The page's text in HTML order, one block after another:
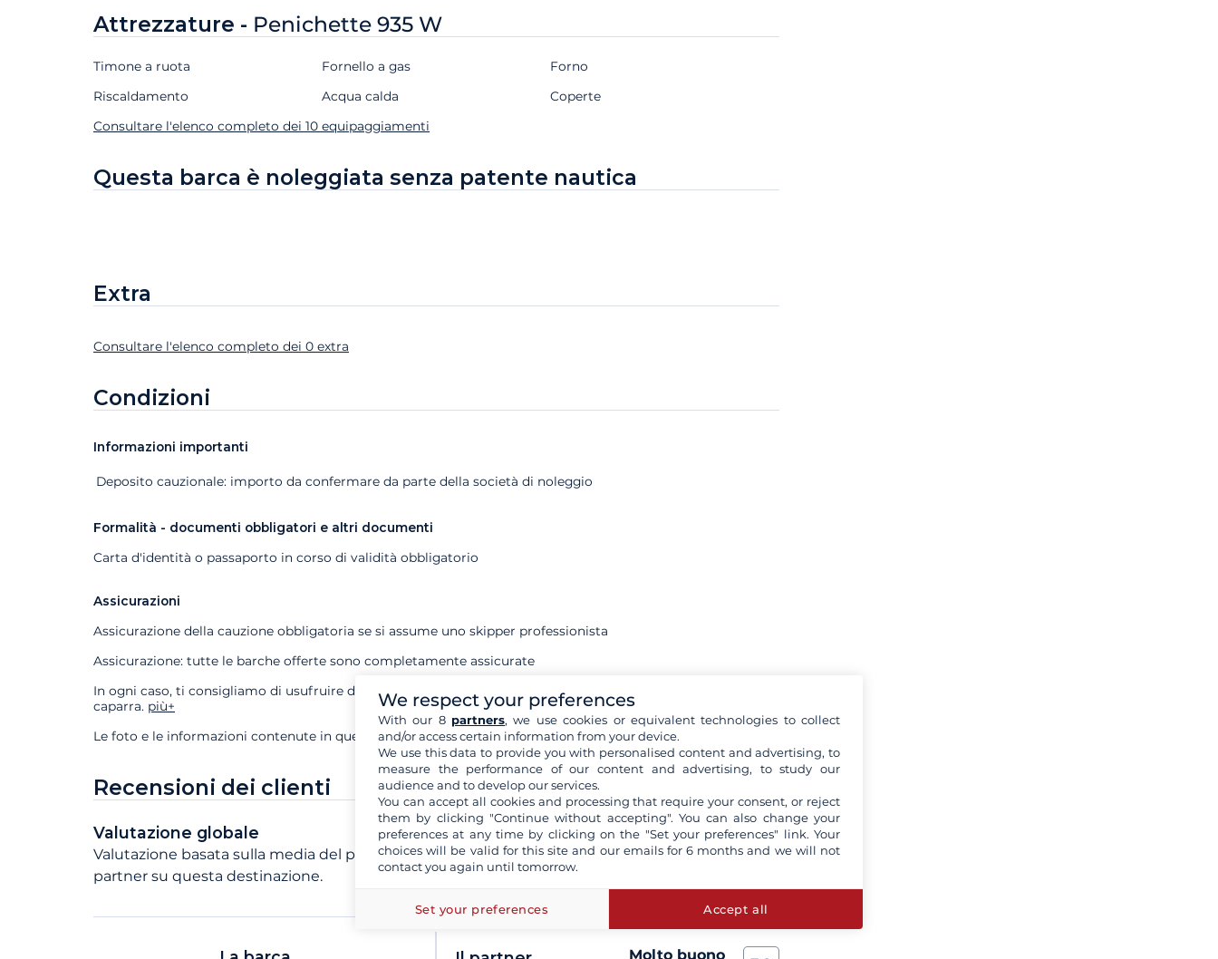
Attrezzature - Penichette 935 W
Timone a ruota
Riscaldamento
Fornello a gas
Acqua calda
Forno
Coperte
Consultare l'elenco completo dei 10 equipaggiamenti
Questa barca è noleggiata senza patente nautica
Extra
Extra Stato Prezzo
Consultare l'elenco completo dei 0 extra
Condizioni
Informazioni importanti
Extra Stato Prezzo
Deposito cauzionale: importo da confermare da parte della società di noleggio
Formalità - documenti obbligatori e altri documenti
Carta d'identità o passaporto in corso di validità obbligatorio
Assicurazioni
Assicurazione della cauzione obbligatoria se si assume uno skipper professionista
Assicurazione: tutte le barche offerte sono completamente assicurate
In ogni caso, ti consigliamo di usufruire della nostra assicurazione Annulamento e/o del rimborso della
caparra. più+
Le foto e le informazioni contenute in questa scheda barca non sono contrattuali
Recensioni dei clienti
Valutazione globale
Valutazione basata sulla media del punteggio della barca e della valutazione del
partner su questa destinazione.
Molto
buono
7,8
Molto buono
We respect your preferences
With our 8 partners, we use cookies or equivalent technologies to collect
and/or access certain information from your device.
We use this data to provide you with personalised content and advertising, to
measure the performance of our content and advertising, to study our
audience and to develop our services.
You can accept all cookies and processing that require your consent, or reject
them by clicking "Continue without accepting". You can also change your
preferences at any time by clicking on the "Set your preferences" link. Your
choices will be valid for this site and our emails for 6 months and we will not
contact you again until tomorrow.
Set your preferences Accept all